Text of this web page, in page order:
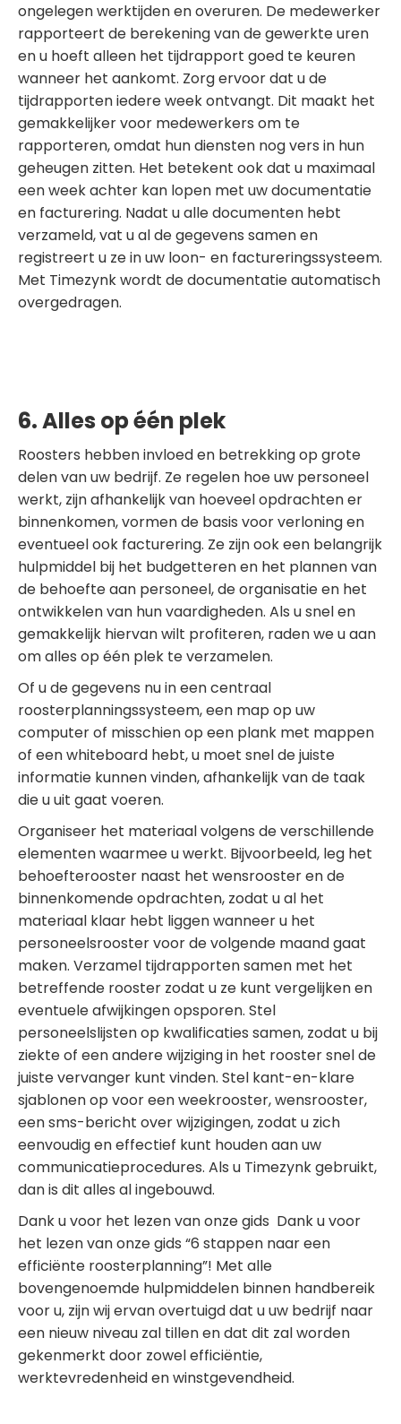
ongelegen werktijden en overuren. De medewerker
rapporteert de berekening van de gewerkte uren
en u hoeft alleen het tijdrapport goed te keuren
wanneer het aankomt. Zorg ervoor dat u de
tijdrapporten iedere week ontvangt. Dit maakt het
gemakkelijker voor medewerkers om te
rapporteren, omdat hun diensten nog vers in hun
geheugen zitten. Het betekent ook dat u maximaal
een week achter kan lopen met uw documentatie
en facturering. Nadat u alle documenten hebt
verzameld, vat u al de gegevens samen en
registreert u ze in uw loon- en factureringssysteem.
Met Timezynk wordt de documentatie automatisch
overgedragen.
6. Alles op één plek
Roosters hebben invloed en betrekking op grote
delen van uw bedrijf. Ze regelen hoe uw personeel
werkt, zijn afhankelijk van hoeveel opdrachten er
binnenkomen, vormen de basis voor verloning en
eventueel ook facturering. Ze zijn ook een belangrijk
hulpmiddel bij het budgetteren en het plannen van
de behoefte aan personeel, de organisatie en het
ontwikkelen van hun vaardigheden. Als u snel en
gemakkelijk hiervan wilt profiteren, raden we u aan
om alles op één plek te verzamelen.
Of u de gegevens nu in een centraal
roosterplanningssysteem, een map op uw
computer of misschien op een plank met mappen
of een whiteboard hebt, u moet snel de juiste
informatie kunnen vinden, afhankelijk van de taak
die u uit gaat voeren.
Organiseer het materiaal volgens de verschillende
elementen waarmee u werkt. Bijvoorbeeld, leg het
behoefterooster naast het wensrooster en de
binnenkomende opdrachten, zodat u al het
materiaal klaar hebt liggen wanneer u het
personeelsrooster voor de volgende maand gaat
maken. Verzamel tijdrapporten samen met het
betreffende rooster zodat u ze kunt vergelijken en
eventuele afwijkingen opsporen. Stel
personeelslijsten op kwalificaties samen, zodat u bij
ziekte of een andere wijziging in het rooster snel de
juiste vervanger kunt vinden. Stel kant-en-klare
sjablonen op voor een weekrooster, wensrooster,
een sms-bericht over wijzigingen, zodat u zich
eenvoudig en effectief kunt houden aan uw
communicatieprocedures. Als u Timezynk gebruikt,
dan is dit alles al ingebouwd.
Dank u voor het lezen van onze gids Dank u voor
het lezen van onze gids “6 stappen naar een
efficiënte roosterplanning”! Met alle
bovengenoemde hulpmiddelen binnen handbereik
voor u, zijn wij ervan overtuigd dat u uw bedrijf naar
een nieuw niveau zal tillen en dat dit zal worden
gekenmerkt door zowel efficiëntie,
werktevredenheid en winstgevendheid.